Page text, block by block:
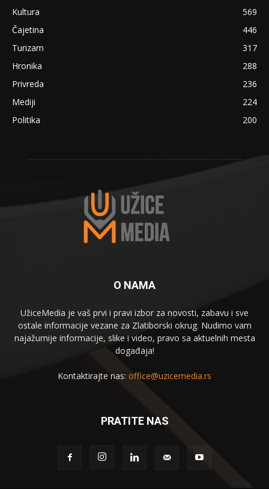
Kultura
569
Čajetina
446
Turizam
317
Hronika
288
Privreda
236
Mediji
224
Politika
200
O NAMA
UžiceMedia je vaš prvi i pravi izbor za novosti, zabavu i sve
ostale informacije vezane za Zlatiborski okrug. Nudimo vam
najažurnije informacije, slike i video, pravo sa aktuelnih mesta
događaja!
Kontaktirajte nas: office@uzicemedia.rs
PRATITE NAS